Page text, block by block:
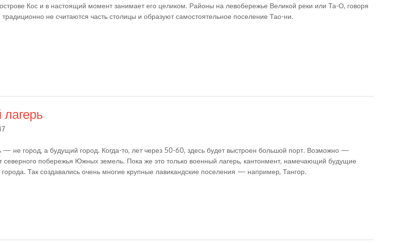
Кос и в настоящий момент занимает его целиком. Районы на левобережье Великой реки или Та-О, говоря
традиционно не считаются часть столицы и образуют самостоятельное поселение Тао-ни.
— не город, а будущий город. Когда-то, лет через 50-60, здесь будет выстроен большой порт. Возможно —
северного побережья Южных земель. Пока же это только военный лагерь, кантонмент, намечающий будущие
Так создавались очень многие крупные лавикандские поселения — например, Тангор.